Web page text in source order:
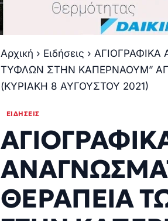
Αρχική › Ειδήσεις ›
ΤΥΦΛΩΝ ΣΤΗΝ ΚΑΠΕΡΝΑΟΥΜ”
(ΚΥΡΙΑΚΗ 8 ΑΥΓΟΥΣΤΟΥ 2021)
ΕΙΔΉΣΕΙΣ
ΘΕΡΑΠΕΙΑ